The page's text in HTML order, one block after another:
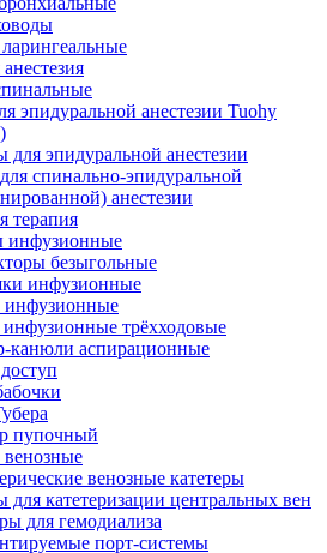
эпидуральной анестезии Tuohy
для эпидуральной анестезии
спинально-эпидуральной
анестезии
терапия
безыгольные
инфузионные
трёхходовые
канюли аспирационные
пупочный
венозные катетеры
для катетеризации центральных вен
для гемодиализа
порт‑системы